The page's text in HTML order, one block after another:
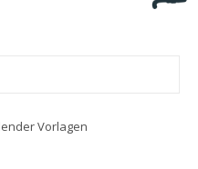
Vorlagen